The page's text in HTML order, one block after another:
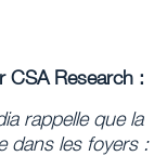
CSA Research :
rappelle que la
dans les foyers :